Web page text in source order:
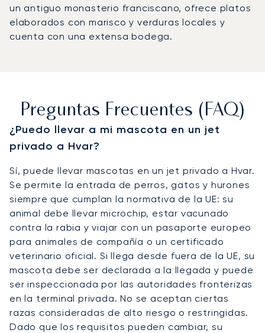
un antiguo monasterio franciscano, ofrece platos
elaborados con marisco y verduras locales y
cuenta con una extensa bodega.
Preguntas Frecuentes (FAQ)
¿Puedo llevar a mi mascota en un jet
privado a Hvar?
Sí, puede llevar mascotas en un jet privado a Hvar.
Se permite la entrada de perros, gatos y hurones
siempre que cumplan la normativa de la UE: su
animal debe llevar microchip, estar vacunado
contra la rabia y viajar con un pasaporte europeo
para animales de compañía o un certificado
veterinario oficial. Si llega desde fuera de la UE, su
mascota debe ser declarada a la llegada y puede
ser inspeccionada por las autoridades fronterizas
en la terminal privada. No se aceptan ciertas
razas consideradas de alto riesgo o restringidas.
Dado que los requisitos pueden cambiar, su